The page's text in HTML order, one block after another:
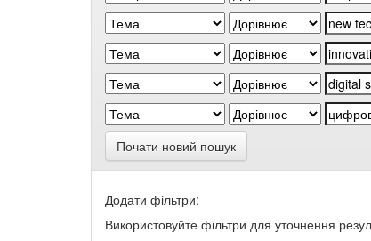
Почати новий пошук
Додати фільтри:
Використовуйте фільтри для уточнення